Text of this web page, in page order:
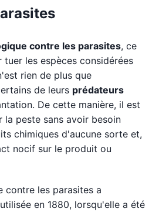
contre les parasites, ce
les espèces considérées
rien de plus que
de leurs prédateurs
De cette manière, il est
la peste sans avoir besoin
chimiques d'aucune sorte et,
nocif sur le produit ou
contre les parasites a
en 1880, lorsqu'elle a été